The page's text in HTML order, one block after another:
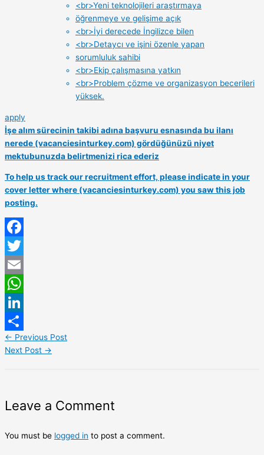
<br>Yeni teknolojileri araştırmaya
öğrenmeye ve gelişime açık
<br>İyi derecede İngilizce bilen
<br>Detaycı ve işini özenle yapan
sorumluluk sahibi
<br>Ekip çalışmasına yatkın
<br>Problem çözme ve organizasyon becerileri
yüksek.
apply
İşe alım sürecinin takibi adına başvuru esnasında bu ilanı
nerede (vacanciesinturkey.com) gördüğünüzü niyet
mektubunuzda belirtmenizi rica ederiz
To help us track our recruitment effort, please indicate in your
cover letter where (vacanciesinturkey.com) you saw this job
posting.
Facebook
Twitter
Email
WhatsApp
LinkedIn
Share
← Previous Post
Next Post →
Leave a Comment
You must be logged in to post a comment.